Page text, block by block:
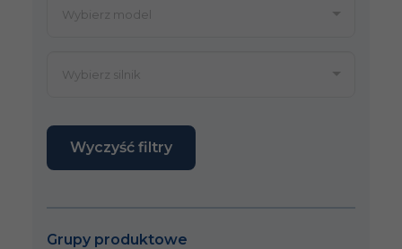
Wyczyść filtry
Grupy produktowe